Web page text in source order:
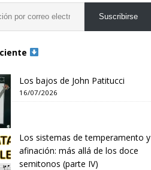
Suscribirse
Los bajos de John Patitucci
16/07/2026
Los sistemas de temperamento y
afinación: más allá de los doce
semitonos (parte IV)